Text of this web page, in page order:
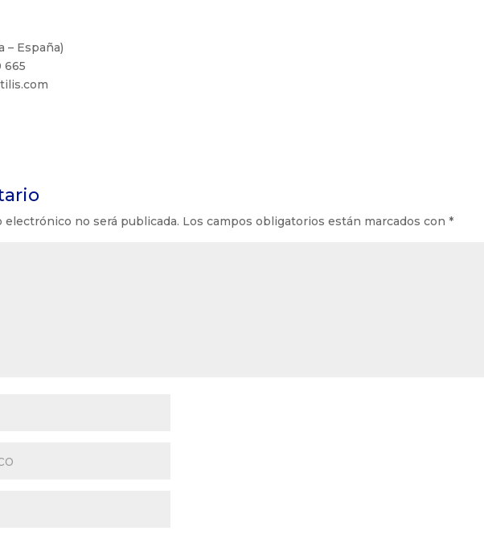
– España)
665
no será publicada. Los campos obligatorios están marcados con*